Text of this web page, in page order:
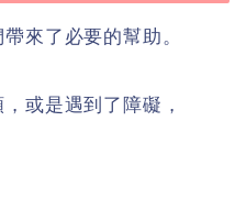
來了必要的幫助。
或是遇到了障礙，